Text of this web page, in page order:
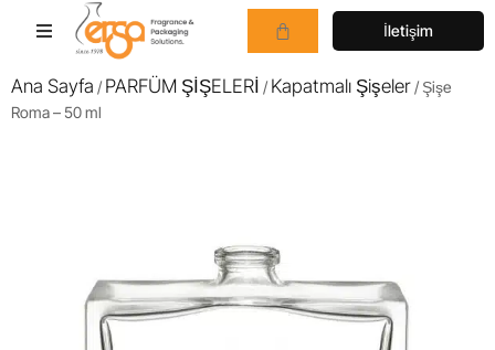
İletişim
Ana Sayfa /PARFÜM ŞİŞELERİ /Kapatmalı Şişeler/ Şişe
Roma – 50 ml